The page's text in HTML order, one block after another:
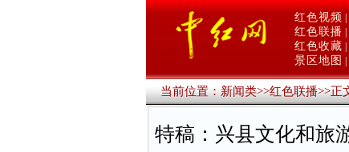
红色视频
红色联播
红色收藏
景区地图
当前位置：新闻类>>红色联播>>正
特稿：兴县文化和旅